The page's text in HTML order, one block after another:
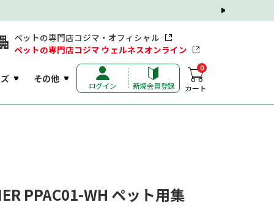
ペットの専門店コジマ・オフィシャル
ペットの専門店コジマ ウェルネスオンライン
その他
ログイン 新規会員登録
0
カート
PPAC01-WH ペット用集